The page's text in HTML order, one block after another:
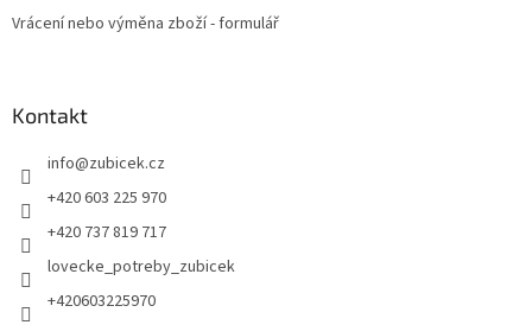
Vrácení nebo výměna zboží - formulář
Kontakt
info@zubicek.cz
+420 603 225 970
+420 737 819 717
lovecke_potreby_zubicek
+420603225970